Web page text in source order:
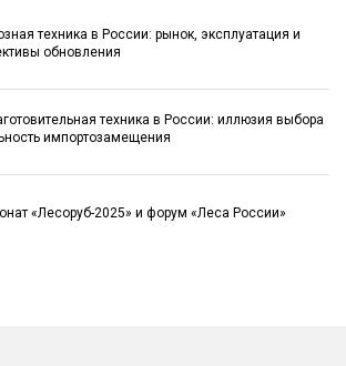
техника в России: рынок, эксплуатация и
обновления
техника в России: иллюзия выбора
импортозамещения
«Лесоруб-2025» и форум «Леса России»